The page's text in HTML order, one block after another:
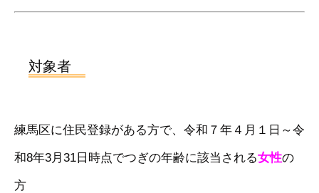
対象者
練馬区に住民登録がある方で、令和７年４月１日～令
和8年3月31日時点でつぎの年齢に該当される女性の
方